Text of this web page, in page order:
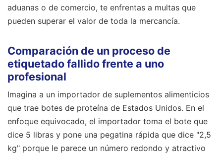
aduanas o de comercio, te enfrentas a multas que
pueden superar el valor de toda la mercancía.
Comparación de un proceso de
etiquetado fallido frente a uno
profesional
Imagina a un importador de suplementos alimenticios
que trae botes de proteína de Estados Unidos. En el
enfoque equivocado, el importador toma el bote que
dice 5 libras y pone una pegatina rápida que dice "2,5
kg" porque le parece un número redondo y atractivo